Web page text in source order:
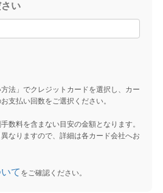
い
法」でクレジットカードを選択し、カー
支払い回数をご選択ください。
数料を含まない目安の金額となります。
なりますので、詳細は各カード会社へお
て をご確認ください。